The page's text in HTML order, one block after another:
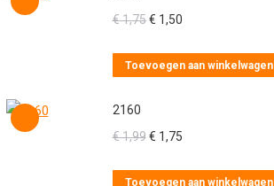
€1,75 Oorspronkelijke
was:
€ 1,50Huidige
is:
Toevoegen aan winkelwagen
2160
€1,99 Oorspronkelijke
was:
€ 1,75Huidige
is:
Toevoegen aan winkelwagen